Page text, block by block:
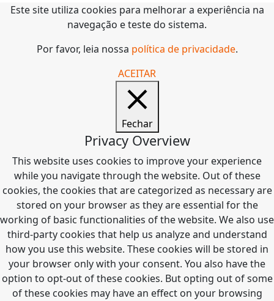
Este site utiliza cookies para melhorar a experiência na
navegação e teste do sistema.
Por favor, leia nossa política de privacidade.
ACEITAR
Fechar
Privacy Overview
This website uses cookies to improve your experience
while you navigate through the website. Out of these
cookies, the cookies that are categorized as necessary are
stored on your browser as they are essential for the
working of basic functionalities of the website. We also use
third-party cookies that help us analyze and understand
how you use this website. These cookies will be stored in
your browser only with your consent. You also have the
option to opt-out of these cookies. But opting out of some
of these cookies may have an effect on your browsing